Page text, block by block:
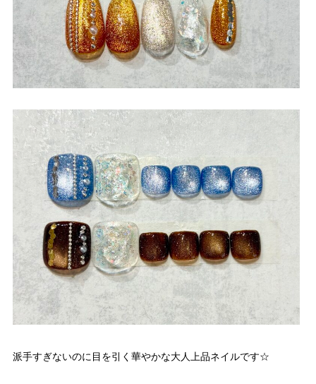
派手すぎないのに目を引く華やかな大人上品ネイルです☆